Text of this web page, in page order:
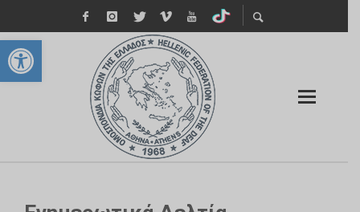
Ανοίξτε τη γραμμή εργαλείων